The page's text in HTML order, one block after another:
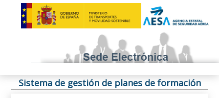
Sistema de gestión de planes de formación